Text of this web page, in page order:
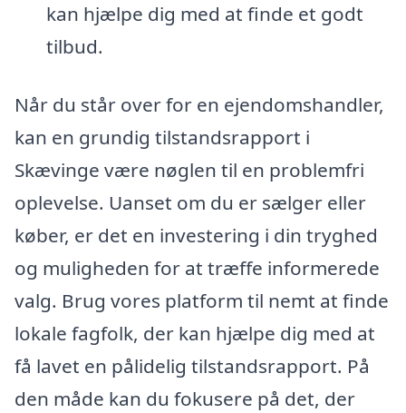
kan hjælpe dig med at finde et godt
tilbud.
Når du står over for en ejendomshandler,
kan en grundig tilstandsrapport i
Skævinge være nøglen til en problemfri
oplevelse. Uanset om du er sælger eller
køber, er det en investering i din tryghed
og muligheden for at træffe informerede
valg. Brug vores platform til nemt at finde
lokale fagfolk, der kan hjælpe dig med at
få lavet en pålidelig tilstandsrapport. På
den måde kan du fokusere på det, der